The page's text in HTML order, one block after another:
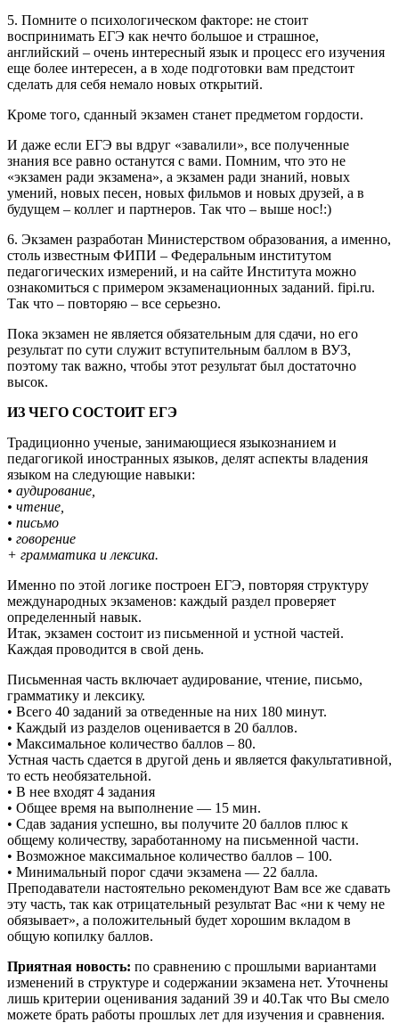
5. Помните о психологическом факторе: не стоит
воспринимать ЕГЭ как нечто большое и страшное,
английский – очень интересный язык и процесс его изучения
еще более интересен, а в ходе подготовки вам предстоит
сделать для себя немало новых открытий.
Кроме того, сданный экзамен станет предметом гордости.
И даже если ЕГЭ вы вдруг «завалили», все полученные
знания все равно останутся с вами. Помним, что это не
«экзамен ради экзамена», а экзамен ради знаний, новых
умений, новых песен, новых фильмов и новых друзей, а в
будущем – коллег и партнеров. Так что – выше нос!:)
6. Экзамен разработан Министерством образования, а именно,
столь известным ФИПИ – Федеральным институтом
педагогических измерений, и на сайте Института можно
ознакомиться с примером экзаменационных заданий. fipi.ru.
Так что – повторяю – все серьезно.
Пока экзамен не является обязательным для сдачи, но его
результат по сути служит вступительным баллом в ВУЗ,
поэтому так важно, чтобы этот результат был достаточно
высок.
ИЗ ЧЕГО СОСТОИТ ЕГЭ
Традиционно ученые, занимающиеся языкознанием и
педагогикой иностранных языков, делят аспекты владения
языком на следующие навыки:
• аудирование,
• чтение,
• письмо
• говорение
+ грамматика и лексика.
Именно по этой логике построен ЕГЭ, повторяя структуру
международных экзаменов: каждый раздел проверяет
определенный навык.
Итак, экзамен состоит из письменной и устной частей.
Каждая проводится в свой день.
Письменная часть включает аудирование, чтение, письмо,
грамматику и лексику.
• Всего 40 заданий за отведенные на них 180 минут.
• Каждый из разделов оценивается в 20 баллов.
• Максимальное количество баллов – 80.
Устная часть сдается в другой день и является факультативной,
то есть необязательной.
• В нее входят 4 задания
• Общее время на выполнение — 15 мин.
• Сдав задания успешно, вы получите 20 баллов плюс к
общему количеству, заработанному на письменной части.
• Возможное максимальное количество баллов – 100.
• Минимальный порог сдачи экзамена — 22 балла.
Преподаватели настоятельно рекомендуют Вам все же сдавать
эту часть, так как отрицательный результат Вас «ни к чему не
обязывает», а положительный будет хорошим вкладом в
общую копилку баллов.
Приятная новость: по сравнению с прошлыми вариантами
изменений в структуре и содержании экзамена нет. Уточнены
лишь критерии оценивания заданий 39 и 40.Так что Вы смело
можете брать работы прошлых лет для изучения и сравнения.